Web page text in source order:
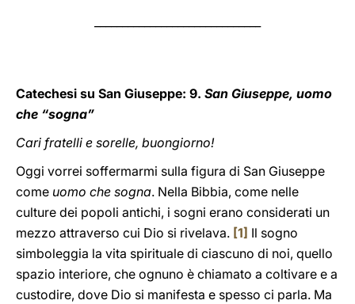
Catechesi su San Giuseppe: 9. San Giuseppe, uomo
che “sogna”
Cari fratelli e sorelle, buongiorno!
Oggi vorrei soffermarmi sulla figura di San Giuseppe
come uomo che sogna. Nella Bibbia, come nelle
culture dei popoli antichi, i sogni erano considerati un
mezzo attraverso cui Dio si rivelava. [1] Il sogno
simboleggia la vita spirituale di ciascuno di noi, quello
spazio interiore, che ognuno è chiamato a coltivare e a
custodire, dove Dio si manifesta e spesso ci parla. Ma